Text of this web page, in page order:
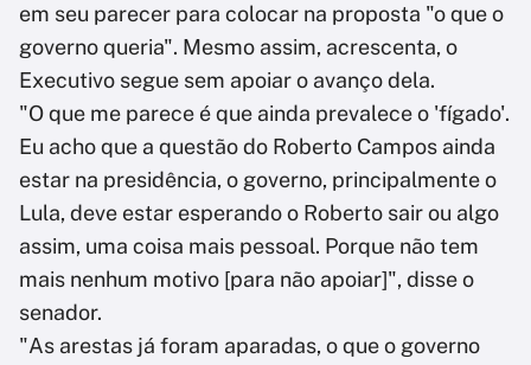
em seu parecer para colocar na proposta "o que o
governo queria". Mesmo assim, acrescenta, o
Executivo segue sem apoiar o avanço dela.
"O que me parece é que ainda prevalece o 'fígado'.
Eu acho que a questão do Roberto Campos ainda
estar na presidência, o governo, principalmente o
Lula, deve estar esperando o Roberto sair ou algo
assim, uma coisa mais pessoal. Porque não tem
mais nenhum motivo [para não apoiar]", disse o
senador.
"As arestas já foram aparadas, o que o governo